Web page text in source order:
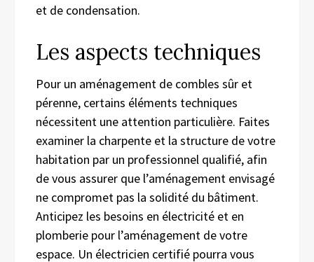
et de condensation.
Les aspects techniques
Pour un aménagement de combles sûr et
pérenne, certains éléments techniques
nécessitent une attention particulière. Faites
examiner la charpente et la structure de votre
habitation par un professionnel qualifié, afin
de vous assurer que l’aménagement envisagé
ne compromet pas la solidité du bâtiment.
Anticipez les besoins en électricité et en
plomberie pour l’aménagement de votre
espace. Un électricien certifié pourra vous